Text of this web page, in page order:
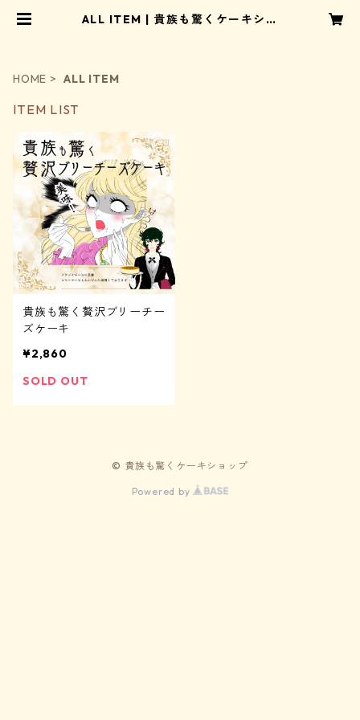
ALL ITEM | 貴族も驚くケーキショ
HOME ALL ITEM
ITEM LIST
貴族も驚く贅沢ブリーチー
ズケーキ
¥2,860
SOLD OUT
© 貴族も驚くケーキショップ
Powered by